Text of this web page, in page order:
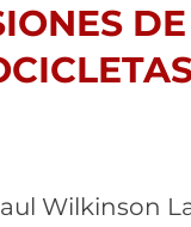
DE
Wilkinson